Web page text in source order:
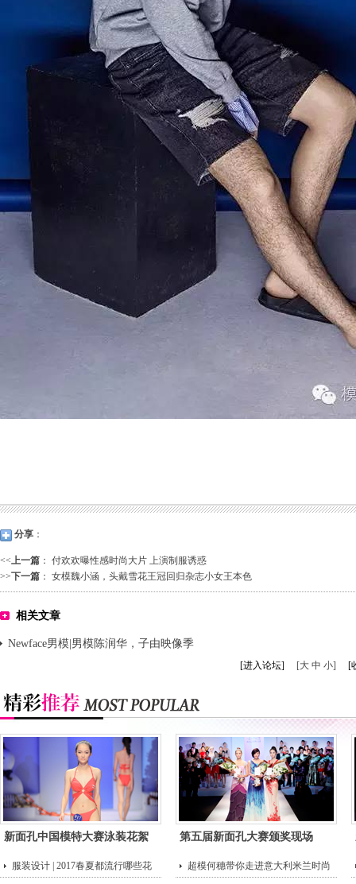
分享 ：
<<上一篇 ： 付欢欢曝性感时尚大片 上演制服诱惑
>>下一篇 ： 女模魏小涵，头戴雪花王冠回归杂志小女王本色
相关文章
Newface男模|男模陈润华，子由映像季
[进入论坛] [大 中 小] [
新面孔中国模特大赛泳装花絮 第五届新面孔大赛颁奖现场
服装设计 | 2017春夏都流行哪些花 超模何穗带你走进意大利米兰时尚